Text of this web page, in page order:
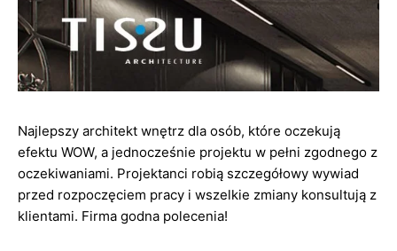
Najlepszy architekt wnętrz dla osób, które oczekują
efektu WOW, a jednocześnie projektu w pełni zgodnego z
oczekiwaniami. Projektanci robią szczegółowy wywiad
przed rozpoczęciem pracy i wszelkie zmiany konsultują z
klientami. Firma godna polecenia!